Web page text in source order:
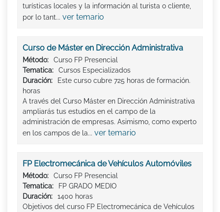
turísticas locales y la información al turista o cliente,
por lo tant... ver temario
Curso de Máster en Dirección Administrativa
Método:
Curso FP Presencial
Tematica:
Cursos Especializados
Duración:
Este curso cubre 725 horas de formación.
horas
A través del Curso Máster en Dirección Administrativa
ampliarás tus estudios en el campo de la
administración de empresas. Asimismo, como experto
en los campos de la... ver temario
FP Electromecánica de Vehículos Automóviles
Método:
Curso FP Presencial
Tematica:
FP GRADO MEDIO
Duración:
1400 horas
Objetivos del curso FP Electromecánica de Vehículos